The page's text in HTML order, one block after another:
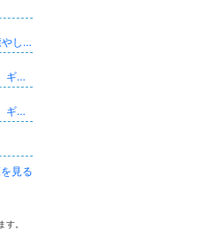
真夜中のサドルⅤ 佳曲でSoul（心）を癒やし時々body（体）にエールgrooveのススメ 久保田利伸ﾌｧﾝ厳選【ﾅﾋﾞｹﾞｰﾄ】
９０％オフ ◆１円 ペルシャ絨毯◆ ギャッベ
９０％オフ ◆１円 ペルシャ絨毯◆ ギャッベ
見る
。